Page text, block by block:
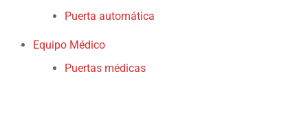
Puerta automática
Equipo Médico
Puertas médicas